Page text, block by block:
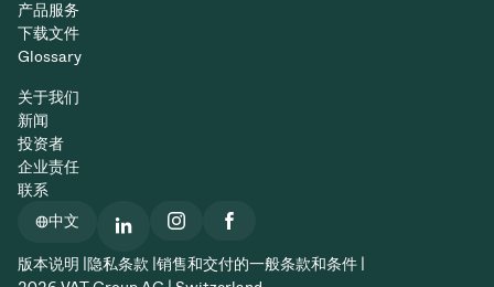
产品服务
下载文件
Glossary
关于我们
新闻
投资者
企业责任
联系
中文
版本说明 | 隐私条款 | 销售和交付的一般条款和条件 |